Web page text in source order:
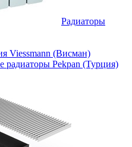
Радиаторы
Viessmann (Висман)
радиаторы Pekpan (Турция)